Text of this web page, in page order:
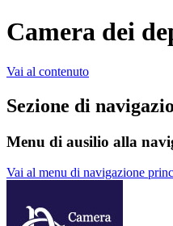
Camera dei
Vai al contenuto
Sezione di
Menu di ausilio alla
Vai al menu di navigazione